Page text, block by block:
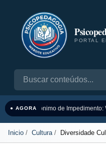
PORTAL
● AGORASinônimo de Impedimento:
Inicio Cultura Diversidade